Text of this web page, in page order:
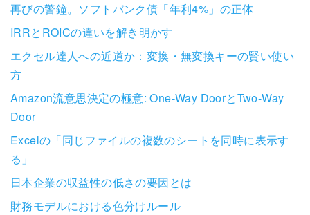
再びの警鐘。ソフトバンク債「年利4%」の正体
IRRとROICの違いを解き明かす
エクセル達人への近道か：変換・無変換キーの賢い使い
方
Amazon流意思決定の極意: One-Way DoorとTwo-Way
Door
Excelの「同じファイルの複数のシートを同時に表示す
る」
日本企業の収益性の低さの要因とは
財務モデルにおける色分けルール